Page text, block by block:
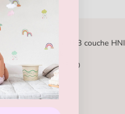
EasyFree TE3 couche HNI
Du CHF 35.90